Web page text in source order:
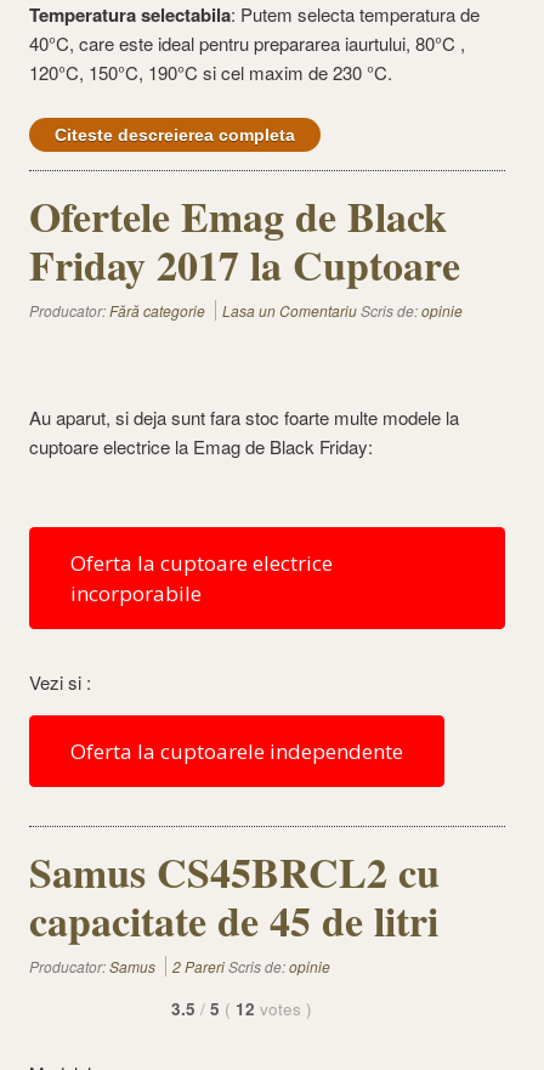
Temperatura selectabila: Putem selecta temperatura de
40°C, care este ideal pentru prepararea iaurtului, 80°C ,
120°C, 150°C, 190°C si cel maxim de 230 °C.
Citeste descreierea completa
Ofertele Emag de Black
Friday 2017 la Cuptoare
Producator:Fără categorie Lasa un ComentariuScris de:opinie
Au aparut, si deja sunt fara stoc foarte multe modele la
cuptoare electrice la Emag de Black Friday:
Oferta la cuptoare electrice
incorporabile
Vezi si :
Oferta la cuptoarele independente
Samus CS45BRCL2 cu
capacitate de 45 de litri
Producator:Samus 2 PareriScris de:opinie
3.5 / 5 ( 12 votes )